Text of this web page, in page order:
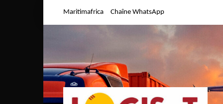
Maritimafrica Chaîne WhatsApp